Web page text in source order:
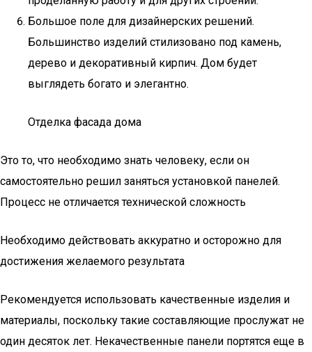
Большое поле для дизайнерских решений.
Большинство изделий стилизовано под камень,
дерево и декоративный кирпич. Дом будет
выглядеть богато и элегантно.
Отделка фасада дома
Это то, что необходимо знать человеку, если он
самостоятельно решил заняться установкой панелей.
Процесс не отличается технической сложность
Необходимо действовать аккуратно и осторожно для
достижения желаемого результата
Рекомендуется использовать качественные изделия и
материалы, поскольку такие составляющие прослужат не
один десяток лет. Некачественные панели портятся еще в